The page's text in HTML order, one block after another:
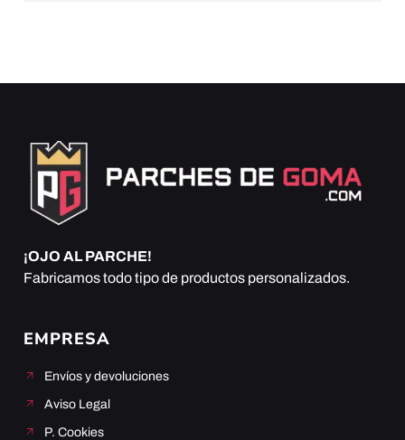
¡OJO AL PARCHE!
Fabricamos todo tipo de productos personalizados.
EMPRESA
Envíos y devoluciones
Aviso Legal
P. Cookies